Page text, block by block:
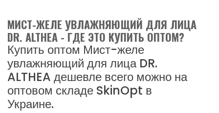
МИСТ-ЖЕЛЕ УВЛАЖНЯЮЩИЙ ДЛЯ ЛИЦА
DR. ALTHEA - ГДЕ ЭТО КУПИТЬ ОПТОМ?
Купить оптом Мист-желе
увлажняющий для лица DR.
ALTHEA дешевле всего можно на
оптовом складе SkinOpt в
Украине.